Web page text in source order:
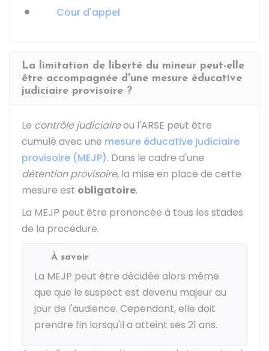
Cour d'appel
La limitation de liberté du mineur peut-elle
être accompagnée d'une mesure éducative
judiciaire provisoire ?
Le contrôle judiciaireou l'ARSE peut être
cumulé avec une mesure éducative judiciaire
provisoire (MEJP). Dans le cadre d'une
détention provisoire, la mise en place de cette
mesure est obligatoire.
La MEJP peut être prononcée à tous les stades
de la procédure.
À savoir
La MEJP peut être décidée alors même
que que le suspect est devenu majeur au
jour de l'audience. Cependant, elle doit
prendre fin lorsqu'il a atteint ses 21 ans.